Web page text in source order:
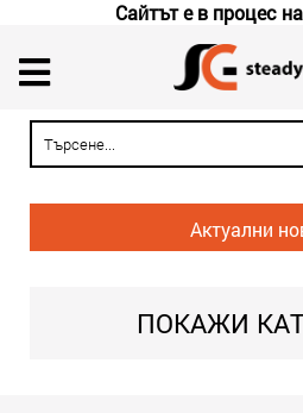
Сайтът е в процес
Актуални
ПОКАЖИ